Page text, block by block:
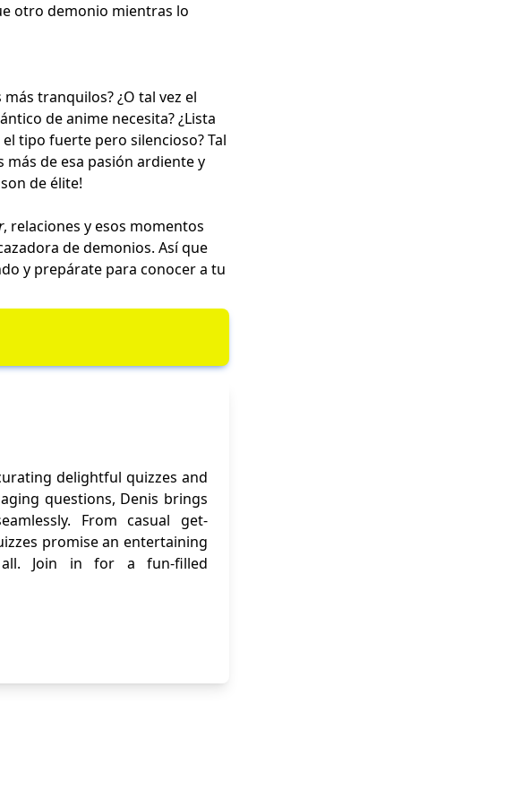
otro demonio mientras lo
tranquilos? ¿O tal vez el
de anime necesita? ¿Lista
tipo fuerte pero silencioso? Tal
de esa pasión ardiente y
de élite!
, relaciones y esos momentos
de demonios. Así que
y prepárate para conocer a tu
delightful quizzes and
questions, Denis brings
From casual get-
promise an entertaining
all. Join in for a fun-filled